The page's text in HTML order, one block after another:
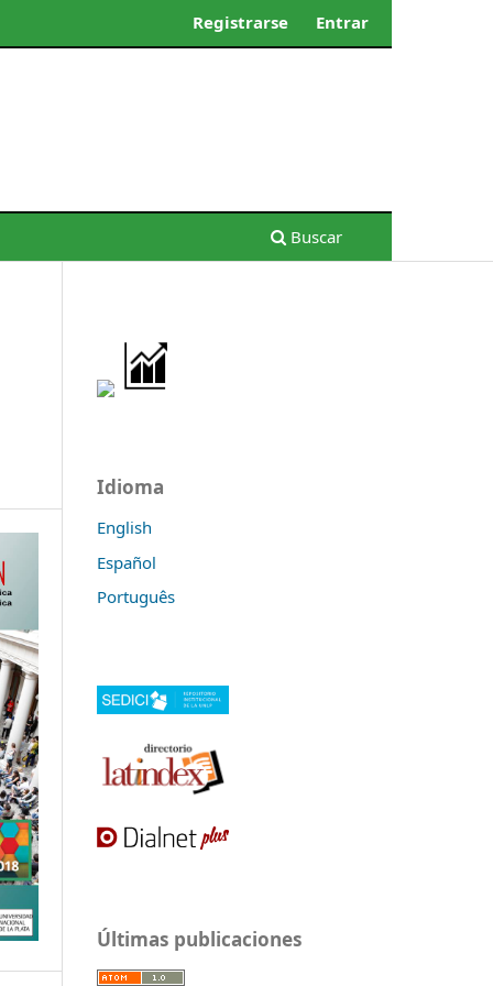
Buscar
Registrarse Entrar
Idioma
English
Español
Português
Últimas publicaciones